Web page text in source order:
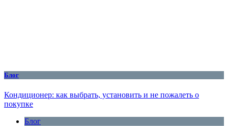
Блог
Кондиционер: как выбрать, установить и не пожалеть о
покупке
Блог